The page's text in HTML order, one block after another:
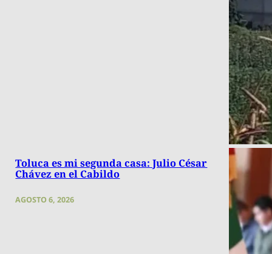
Toluca es mi segunda casa: Julio César
Chávez en el Cabildo
AGOSTO 6, 2026